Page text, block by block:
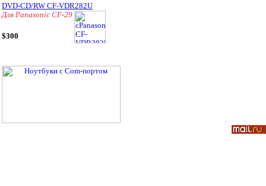
DVD-CD/RW CF-VDR282U
Для Panasonic CF-29
$300